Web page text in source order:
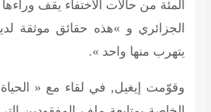
المئة من حالات الاختفاء يقف
الجزائري و »هذه حقائق موثقة
يتهرب منها واحد ».
وقوّمت إيغيل, في لقاء مع «